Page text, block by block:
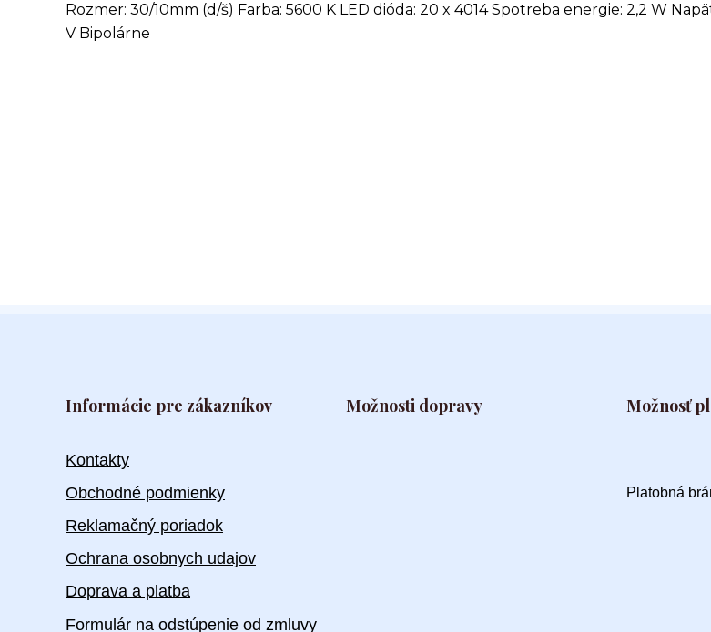
Rozmer: 30/10mm (d/š) Farba: 5600 K LED dióda: 20 x 4014 Spotreba energie: 2,2 W
V Bipolárne
Informácie pre zákazníkov
Kontakty
Obchodné podmienky
Reklamačný poriadok
Ochrana osobnych udajov
Doprava a platba
Formulár na odstúpenie od zmluvy
Možnosti dopravy Možnosť
Platobná